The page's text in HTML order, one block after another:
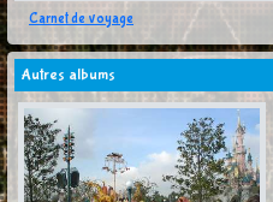
Carnet de voyage
Autres albums